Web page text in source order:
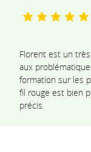
Florent est un
aux
formation sur les
fil rouge est bien
précis.